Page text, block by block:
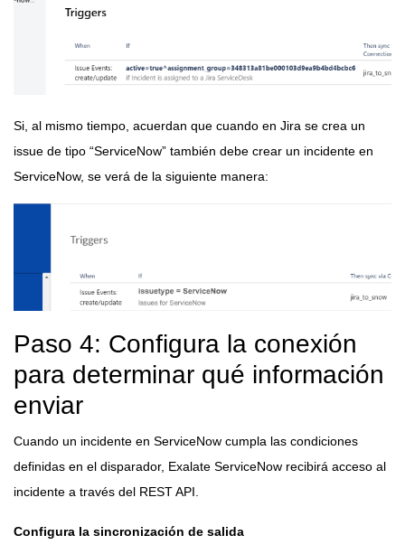
Si, al mismo tiempo, acuerdan que cuando en Jira se crea un
issue de tipo “ServiceNow” también debe crear un incidente en
ServiceNow, se verá de la siguiente manera:
Paso 4: Configura la conexión
para determinar qué información
enviar
Cuando un incidente en ServiceNow cumpla las condiciones
definidas en el disparador, Exalate ServiceNow recibirá acceso al
incidente a través del REST API.
Configura la sincronización de salida